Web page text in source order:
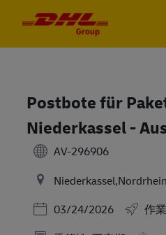
Postbote für
Niederkassel -
AV-296906
Posted Date
03/24/2026 作